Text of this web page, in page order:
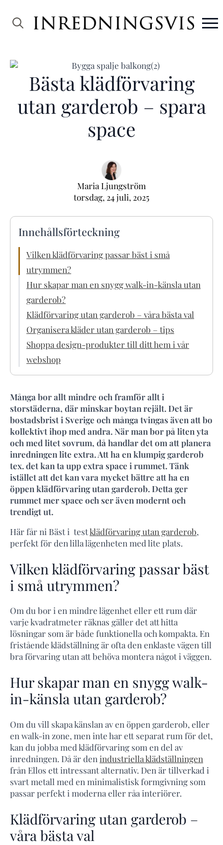
Bästa klädförvaring
utan garderob – spara
space
Maria Ljungström
torsdag, 24 juli, 2025
Innehållsförteckning
Vilken klädförvaring passar bäst i små
utrymmen?
Hur skapar man en snygg walk-in-känsla utan
garderob?
Klädförvaring utan garderob – våra bästa val
Organisera kläder utan garderob – tips
Shoppa design-produkter till ditt hem i vår
webshop
Många bor allt mindre och framför allt i
storstäderna, där minskar boytan rejält. Det är
bostadsbrist i Sverige och många tvingas även att bo
kollektivt ihop med andra. När man bor på liten yta
och med litet sovrum, då handlar det om att planera
inredningen lite extra. Att ha en klumpig garderob
tex. det kan ta upp extra space i rummet. Tänk
istället att det kan vara mycket bättre att ha en
öppen klädförvaring utan garderob. Detta ger
rummet mer space och ser även modernt och
trendigt ut.
Här får ni Bäst i testklädförvaring utan garderob,
perfekt för den lilla lägenheten med lite plats.
Vilken klädförvaring passar bäst
i små utrymmen?
Om du bor i en mindre lägenhet eller ett rum där
varje kvadratmeter räknas gäller det att hitta
lösningar som är både funktionella och kompakta. En
fristående klädställning är ofta den enklaste vägen till
bra förvaring utan att behöva montera något i väggen.
Hur skapar man en snygg walk-
in-känsla utan garderob?
Om du vill skapa känslan av en öppen garderob, eller
en walk-in zone, men inte har ett separat rum för det,
kan du jobba med klädförvaring som en del av
inredningen. Då är den industriella klädställningen
från Ellos ett intressant alternativ. Den är tillverkad i
svart metall med en minimalistisk formgivning som
passar perfekt i moderna eller råa interiörer.
Klädförvaring utan garderob –
våra bästa val